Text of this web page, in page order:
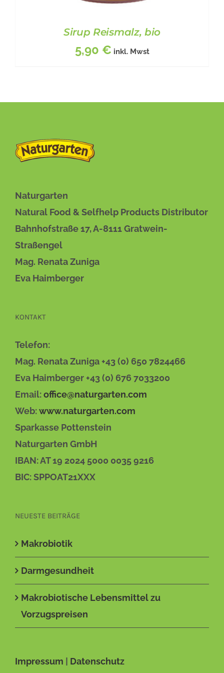
BESCHREIBUNG
DIE
OPTIONEN
KÖNNEN
Sirup Reismalz, bio
5,90 € inkl. Mwst
Naturgarten
Natural Food & Selfhelp Products Distributor
Bahnhofstraße 17, A-8111 Gratwein-
Straßengel
Mag. Renata Zuniga
Eva Haimberger
KONTAKT
Telefon:
Mag. Renata Zuniga +43 (0) 650 7824466
Eva Haimberger +43 (0) 676 7033200
Email:office@naturgarten.com
Web:www.naturgarten.com
Sparkasse Pottenstein
Naturgarten GmbH
IBAN: AT 19 2024 5000 0035 9216
BIC: SPPOAT21XXX
NEUESTE BEITRÄGE
Makrobiotik
Darmgesundheit
Makrobiotische Lebensmittel zu
Vorzugspreisen
Impressum | Datenschutz